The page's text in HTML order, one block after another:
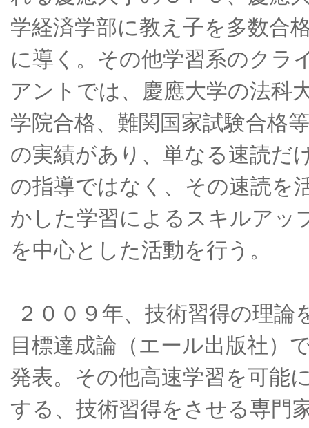
学経済学部に教え子を多数合
に導く。その他学習系のクラ
アントでは、慶應大学の法科
学院合格、難関国家試験合格等
の実績があり、単なる速読だ
の指導ではなく、その速読を
かした学習によるスキルアッ
を中心とした活動を行う。
２００９年、技術習得の理論
目標達成論（エール出版社）
発表。その他高速学習を可能
する、技術習得をさせる専門